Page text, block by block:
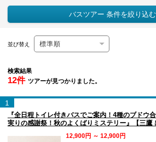
バスツアー 条件を絞り込む
並び替え
検索結果
12件 ツアーが見つかりました。
1
『全日程トイレ付きバスでご案内！4種のブドウ
実りの感謝祭！秋のよくばりミステリー』【三鷹
12,900円 ～ 12,900円